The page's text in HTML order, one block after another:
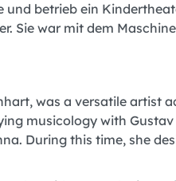
betrieb ein
Sie war mit dem
was a versatile artist
musicology with Gustav
During this time, she